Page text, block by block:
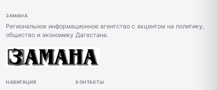
ЗАМАНА
Региональное информационное агентство с акцентом на политику,
общество и экономику Дагестана.
НАВИГАЦИЯ КОНТАКТЫ